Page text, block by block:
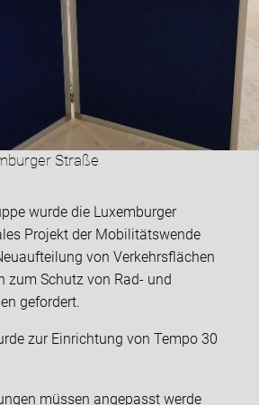
Straße
wurde die Luxemburger
Projekt der Mobilitätswende
von Verkehrsflächen
zum Schutz von Rad- und
gefordert.
zur Einrichtung von Tempo 30
müssen angepasst werde